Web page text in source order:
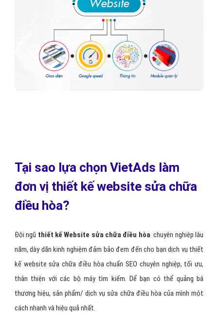
Tại sao lựa chọn VietAds làm
đơn vị thiết kế website sửa chữa
điều hòa?
Đội ngũ thiết kế Website sửa chữa điều hòa chuyên nghiệp lâu
năm, dày dăn kinh nghiệm đảm bảo đem đến cho bạn dịch vụ thiết
kế website sửa chữa điều hòa chuẩn SEO chuyên nghiệp, tối ưu,
thân thiện với các bộ máy tìm kiếm. Dể bạn có thể quảng bá
thương hiệu, sản phẩm/ dịch vụ sửa chữa điều hòa của mình một
cách nhanh và hiệu quả nhất.